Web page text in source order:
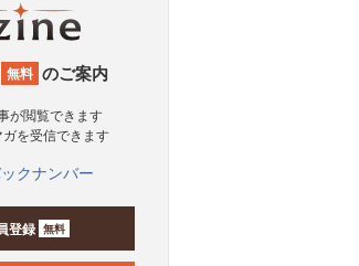
無料 のご案内
が閲覧できます
ガを受信できます
クナンバー
登録 無料